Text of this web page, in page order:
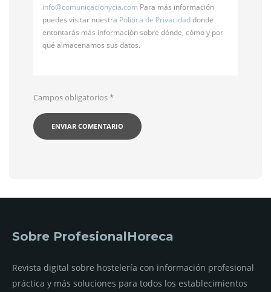
info@comunicacionycia.com Para más información
puedes visitar nuestra Política de Privacidaddonde
entontarás más información sobre dónde, cómo y por
qué almacenamos sus datos.
Campos obligatorios*
Sobre ProfesionalHoreca
Revista digital sobre hostelería con información profesional
práctica y más soluciones para todos los establecimientos